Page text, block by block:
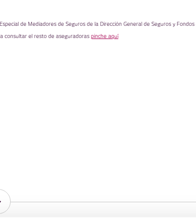
de Mediadores de Seguros de la Dirección General de Seguros y Fondos
consultar el resto de aseguradoras pinche aquí